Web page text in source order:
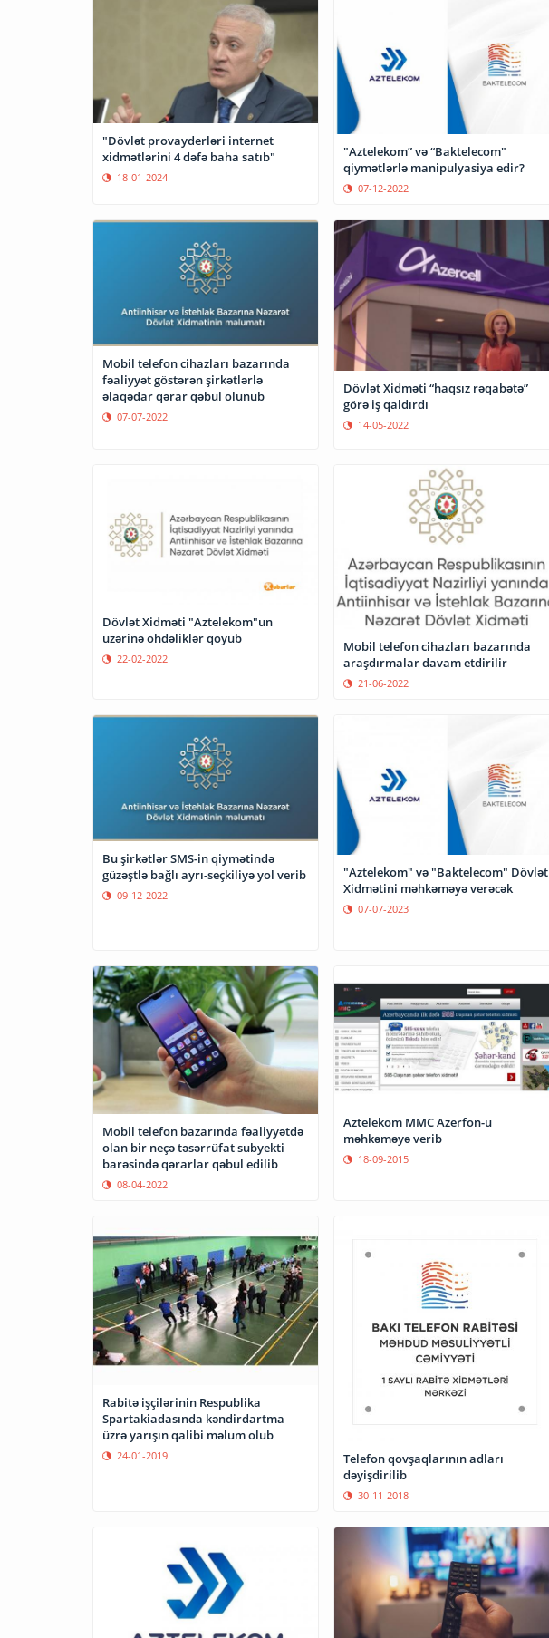
"Dövlət provayderləri internet
xidmətlərini 4 dəfə baha satıb"
18-01-2024
"Aztelekom” və “Baktelecom"
qiymətlərlə manipulyasiya edir?
07-12-2022
Mobil telefon cihazları bazarında
fəaliyyət göstərən şirkətlərlə
əlaqədar qərar qəbul olunub
07-07-2022
Dövlət Xidməti “haqsız rəqabətə”
görə iş qaldırdı
14-05-2022
Dövlət Xidməti "Aztelekom"un
üzərinə öhdəliklər qoyub
22-02-2022
Mobil telefon cihazları bazarında
araşdırmalar davam etdirilir
21-06-2022
Bu şirkətlər SMS-in qiymətində
güzəştlə bağlı ayrı-seçkiliyə yol verib
09-12-2022
"Aztelekom" və "Baktelecom" Dövlət
Xidmətini məhkəməyə verəcək
07-07-2023
Mobil telefon bazarında fəaliyyətdə
olan bir neçə təsərrüfat subyekti
barəsində qərarlar qəbul edilib
08-04-2022
Aztelekom MMC Azerfon-u
məhkəməyə verib
18-09-2015
Rabitə işçilərinin Respublika
Spartakiadasında kəndirdartma
üzrə yarışın qalibi məlum olub
24-01-2019
Telefon qovşaqlarının adları
dəyişdirilib
30-11-2018